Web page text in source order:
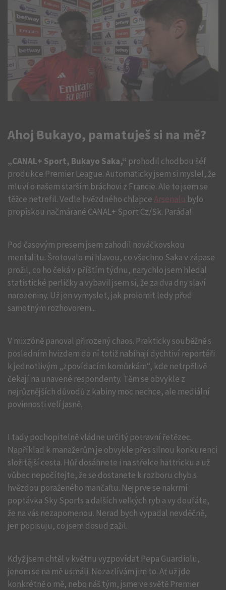
Ahoj Bukayo, pamatuješ si na mě?
„CANAL+ Sport, Bukayo Saka,“ prohodil chodbou šéf
produkce Premier League. Automaticky jsem si myslel, že
mluví o našem starším bráchovi z Francie. Ale to jsem se
těžce netrefil. Vedle hvězdného chlapceArsenalu bylo
propiskou načmárané CANAL+ Sport Cz/Sk. Paráda!
Pod časovým presem jsem zahodil nováčkovskou
mentalitu. Šrotovalo mi hlavou, co všechno Saka v zápase
prožil, co ho čeká v příštím týdnu, narychlo jsem hledal
statistické perličky a vybavil jsem si, že za dva dny slaví
narozeniny. Už jen vymyslet, jak prolomit ledy před
samotným rozhovorem...
V mixzóně panoval přirozený chaos. Prakticky souběžně s
posledním hvizdem do ní totiž nabíhají dychtiví reportéři
k jednotlivým „zpovídacím komůrkám“, kde netrpělivě
čekají na unavené respondenty. Těm se obvykle z
nejrůznějších důvodů z kabiny moc nechce, ale mediální
povinnosti velí jasně.
I tady pochopitelně vládne určitý potravní řetězec.
Například k manažerům je obvykle přes silnou konkurenci
složitější cesta. Hůř dosáhnete i na střelce hattricku a už
vůbec nepočítejte, že se dostanete k rozboru chyb s
hvězdou poraženého mančaftu. Nejprve se nakrmí
poptávka Sky Sports a dalších velkých ryb a vy doufáte,
že na vás nezapomenou. Nerad bych vypadal nevděčně,
jen popisuju, co jsem dosud zažil.
Když jsem chtěl v květnu vyzpovídat Pepa Guardiolu,
jenom se na mě usmáli. Nezazlívám jim to. Ať už jde
konkrétně o mě, nebo náš tým, jsme ve světě Premier